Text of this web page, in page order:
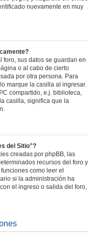
nuevamente en muy
sus datos se guardan en
o al cabo de cierto
por otra persona. Para
marque la casilla al ingresar.
compartido, e.j. biblioteca,
casilla, significa que la
del Sitio"?
creadas por phpBB, las
recursos del foro y
como leer el
si la administración ha
el ingreso o salida del foro,